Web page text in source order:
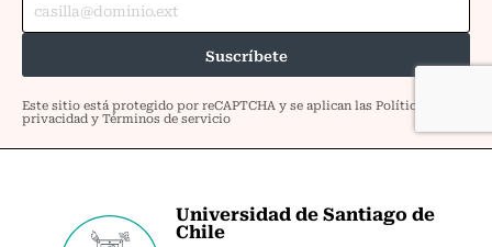
Universidad de Santiago de
Chile